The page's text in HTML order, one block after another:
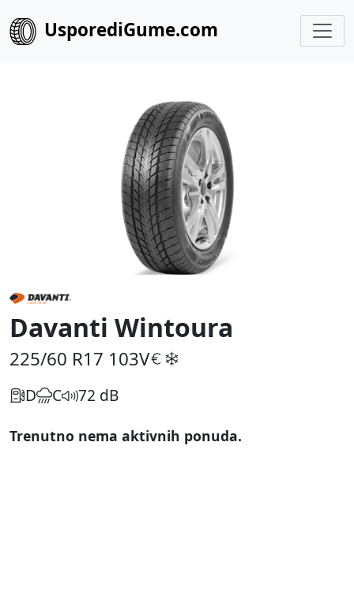
UsporediGume.com
Davanti Wintoura
225/60 R17 103V
D C 72 dB
Trenutno nema aktivnih ponuda.